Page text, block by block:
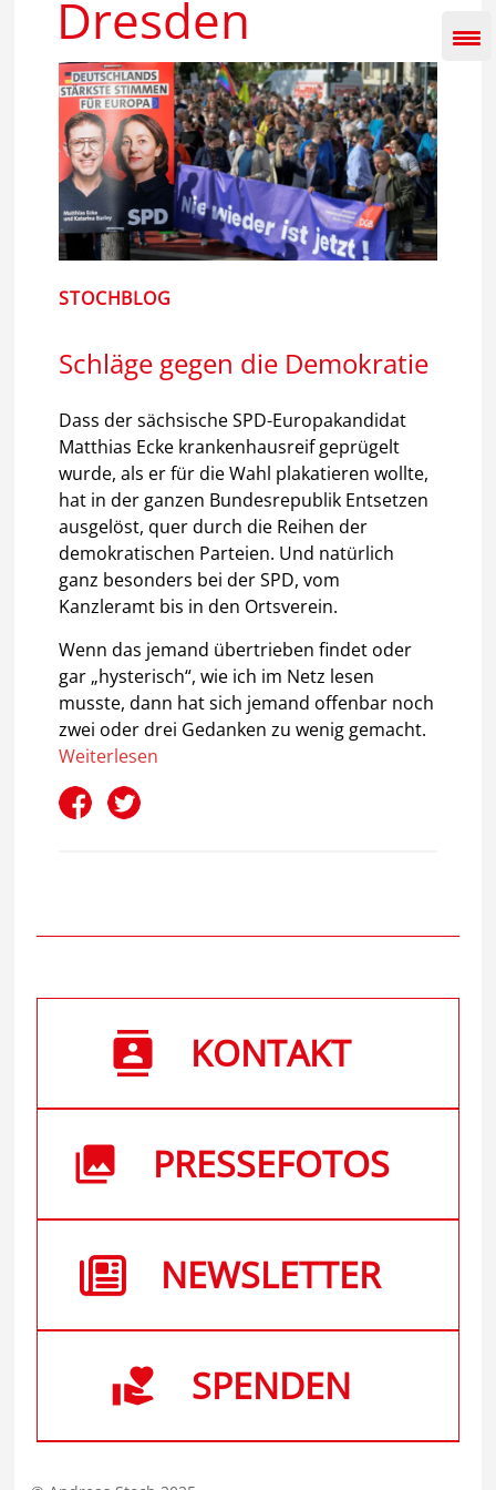
springenDresden
STOCHBLOG
Schläge gegen die Demokratie
Dass der sächsische SPD-Europakandidat
Matthias Ecke krankenhausreif geprügelt
wurde, als er für die Wahl plakatieren wollte,
hat in der ganzen Bundesrepublik Entsetzen
ausgelöst, quer durch die Reihen der
demokratischen Parteien. Und natürlich
ganz besonders bei der SPD, vom
Kanzleramt bis in den Ortsverein.
Wenn das jemand übertrieben findet oder
gar „hysterisch“, wie ich im Netz lesen
musste, dann hat sich jemand offenbar noch
zwei oder drei Gedanken zu wenig gemacht.
Weiterlesen
KONTAKT
PRESSEFOTOS
NEWSLETTER
SPENDEN